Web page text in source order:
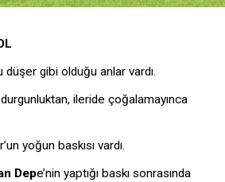
düşer gibi olduğu anlar vardı.
ileride çoğalamayınca
r’un yoğun baskısı vardı.
Depe’nin yaptığı baskı sonrasında